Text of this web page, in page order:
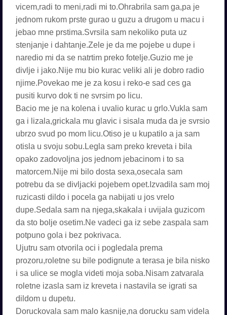
vicem,radi to meni,radi mi to.Ohrabrila sam ga,pa je
jednom rukom prste gurao u guzu a drugom u macu i
jebao mne prstima.Svrsila sam nekoliko puta uz
stenjanje i dahtanje.Zele je da me pojebe u dupe i
naredio mi da se natrtim preko fotelje.Guzio me je
divlje i jako.Nije mu bio kurac veliki ali je dobro radio
njime.Povekao me je za kosu i reko-e sad ces ga
pusiti kurvo dok ti ne svrsim po licu.
Bacio me je na kolena i uvalio kurac u grlo.Vukla sam
ga i lizala,grickala mu glavic i sisala muda da je svrsio
ubrzo svud po mom licu.Otiso je u kupatilo a ja sam
otisla u svoju sobu.Legla sam preko kreveta i bila
opako zadovoljna jos jednom jebacinom i to sa
matorcem.Nije mi bilo dosta sexa,osecala sam
potrebu da se divljacki pojebem opet.Izvadila sam moj
ruzicasti dildo i pocela ga nabijati u jos vrelo
dupe.Sedala sam na njega,skakala i uvijala guzicom
da sto bolje osetim.Ne vadeci ga iz sebe zaspala sam
potpuno gola i bez pokrivaca.
Ujutru sam otvorila oci i pogledala prema
prozoru,roletne su bile podignute a terasa je bila nisko
i sa ulice se mogla videti moja soba.Nisam zatvarala
roletne izasla sam iz kreveta i nastavila se igrati sa
dildom u dupetu.
Doruckovala sam malo kasnije,na dorucku sam videla